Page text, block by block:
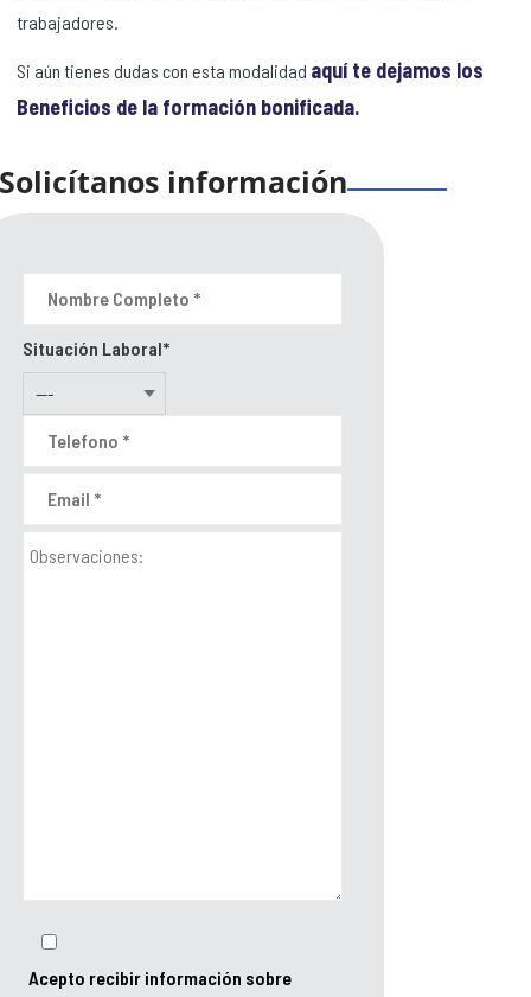
trabajadores.
Si aún tienes dudas con esta modalidad aquí te dejamos los
Beneficios de la formación bonificada.
Solicítanos información
Situación Laboral*
Acepto recibir información sobre